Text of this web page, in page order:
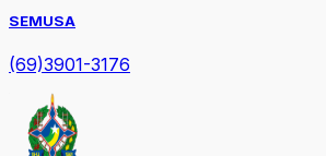
SEMUSA
(69)3901-3176